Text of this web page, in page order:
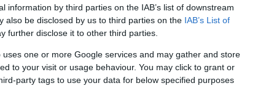
information by third parties on the IAB’s list of downstream
also be disclosed by us to third parties on the IAB’s List of
further disclose it to other third parties.
one or more Google services and may gather and store
to your visit or usage behaviour. You may click to grant or
party tags to use your data for below specified purposes